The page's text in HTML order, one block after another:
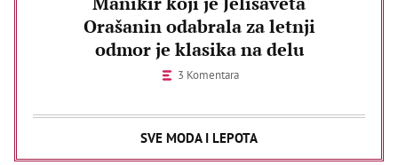
Orašanin odabrala za letnji
odmor je klasika na delu
3 Komentara
SVE MODA I LEPOTA